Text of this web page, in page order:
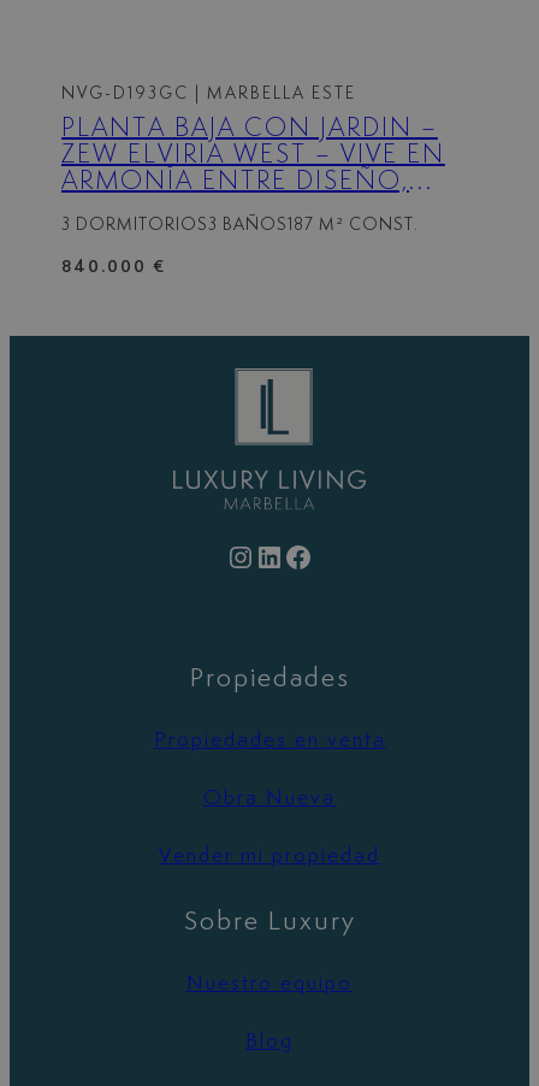
NVG-D193GC | MARBELLA ESTE
PLANTA BAJA CON JARDÍN –
ZEW ELVIRIA WEST – VIVE EN
ARMONÍA ENTRE DISEÑO,
CONFORT Y NATURALEZA.
3 DORMITORIOS3 BAÑOS187 M² CONST.
840.000 €
Instagram LinkedIn Facebook
Propiedades
Propiedades en venta
Obra Nueva
Vender mi propiedad
Sobre Luxury
Nuestro equipo
Blog